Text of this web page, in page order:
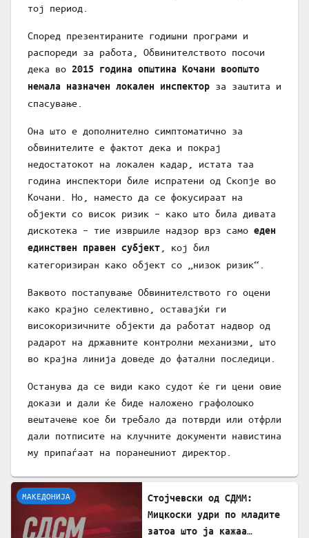
тој период.
Според презентираните годишни програми и
распореди за работа, Обвинителството посочи
дека во 2015 година општина Кочани воопшто
немала назначен локален инспектор за заштита и
спасување.
Она што е дополнително симптоматично за
обвинителите е фактот дека и покрај
недостатокот на локален кадар, истата таа
година инспектори биле испратени од Скопје во
Кочани. Но, наместо да се фокусираат на
објекти со висок ризик – како што била дивата
дискотека – тие извршиле надзор врз само еден
единствен правен субјект , кој бил
категоризиран како објект со „низок ризик“.
Ваквото постапување Обвинителството го оцени
како крајно селективно, оставајќи ги
високоризичните објекти да работат надвор од
радарот на државните контролни механизми, што
во крајна линија доведе до фатални последици.
Останува да се види како судот ќе ги цени овие
докази и дали ќе биде наложено графолошко
вештачење кое би требало да потврди или отфрли
дали потписите на клучните документи навистина
му припаѓаат на поранешниот директор.
МАКЕДОНИЈА
Стојчевски од СДММ:
Мицкоски удри по младите
затоа што ја кажаа